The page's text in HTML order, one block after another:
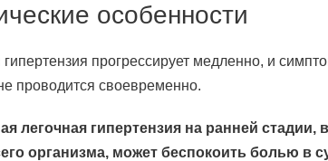
особенности
прогрессирует медленно, и
проводится своевременно.
легочная гипертензия на ранней
организма, может беспокоить болью в